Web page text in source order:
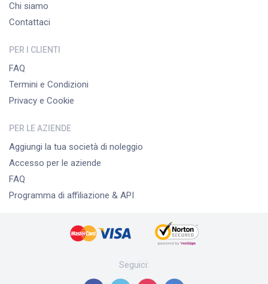
Chi siamo
Contattaci
PER I CLIENTI
FAQ
Termini e Condizioni
Privacy e Cookie
PER LE AZIENDE
Aggiungi la tua società di noleggio
Accesso per le aziende
FAQ
Programma di affiliazione & API
Seguici: